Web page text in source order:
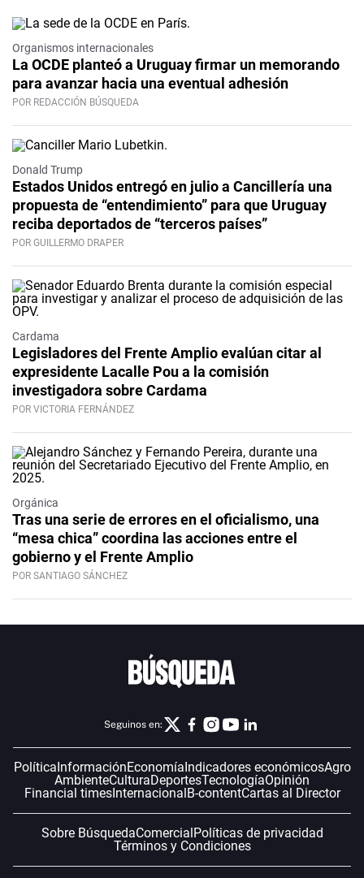
Organismos internacionales
La OCDE planteó a Uruguay firmar un memorando
para avanzar hacia una eventual adhesión
POR REDACCIÓN BÚSQUEDA
Donald Trump
Estados Unidos entregó en julio a Cancillería una
propuesta de “entendimiento” para que Uruguay
reciba deportados de “terceros países”
POR GUILLERMO DRAPER
Cardama
Legisladores del Frente Amplio evalúan citar al
expresidente Lacalle Pou a la comisión
investigadora sobre Cardama
POR VICTORIA FERNÁNDEZ
Orgánica
Tras una serie de errores en el oficialismo, una
“mesa chica” coordina las acciones entre el
gobierno y el Frente Amplio
POR SANTIAGO SÁNCHEZ
Seguinos en:
PolíticaInformaciónEconomíaIndicadores económicosAgro
AmbienteCulturaDeportesTecnologíaOpinión
Financial timesInternacionalB-contentCartas al Director
Sobre BúsquedaComercialPolíticas de privacidad
Términos y Condiciones